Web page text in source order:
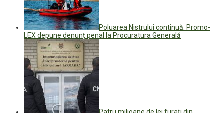
Poluarea Nistrului continuă. Promo-
LEX depune denunț penal la Procuratura Generală